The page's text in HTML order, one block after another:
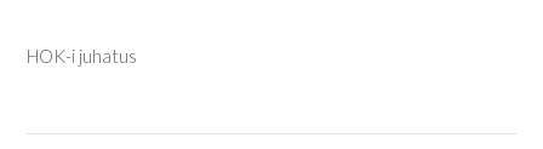
HOK-i juhatus